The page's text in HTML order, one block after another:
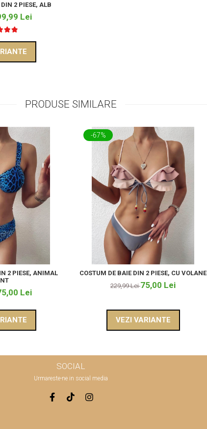
2 PIESE, ALB
Lei
PRODUSE SIMILARE
2 PIESE, ANIMAL
Lei
-67%
COSTUM DE BAIE DIN 2 PIESE, CU VOLANE
229,99 Lei75,00 Lei
VEZI VARIANTE
SOCIAL
Urmareste-ne in social media